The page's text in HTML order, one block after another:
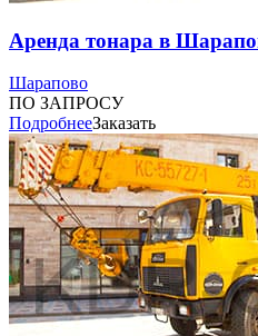
Аренда тонара в
Шарапово
ПО ЗАПРОСУ
ПодробнееЗаказать